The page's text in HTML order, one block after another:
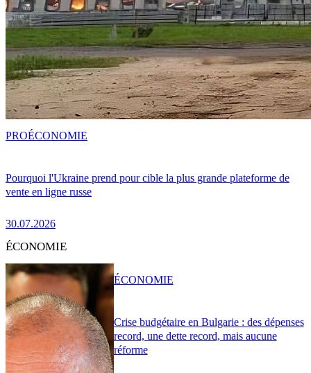
Pourquoi l'Ukraine prend pour cible la plus grande plateforme de
vente en ligne russe
30.07.2026
PROÉCONOMIE
ÉCONOMIE
Crise budgétaire en Bulgarie : des dépenses
record, une dette record, mais aucune
réforme
ÉCONOMIE